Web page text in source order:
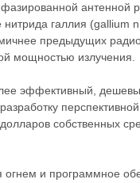
антенной
галлия (gallium
предыдущих
мощностью излучения.
эффективный,
собственных
огнем и программное